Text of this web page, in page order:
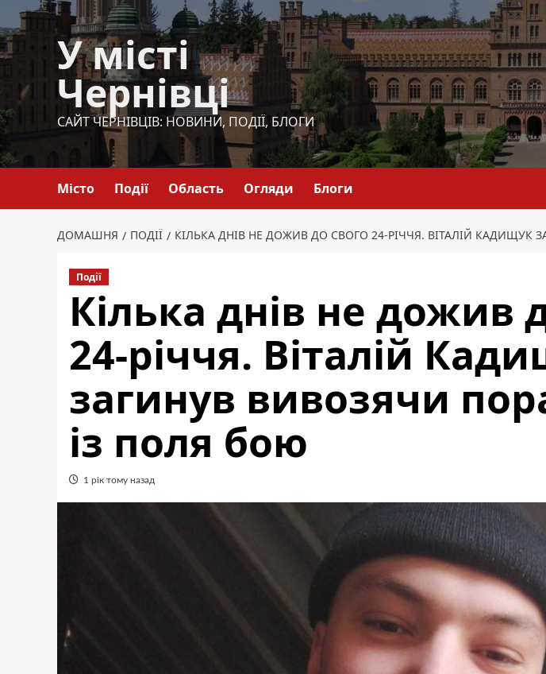
Перейти
до
вмісту
У місті
Чернівці
САЙТ ЧЕРНІВЦІВ: НОВИНИ, ПОДІЇ, БЛОГИ
Місто Події Область Огляди Блоги
ДОМАШНЯ ПОДІЇ КІЛЬКА ДНІВ НЕ ДОЖИВ ДО СВОГО 24-РІЧЧЯ. ВІТАЛІЙ
Події
Кілька днів не дожив
24-річчя. Віталій
загинув вивозячи
із поля бою
1 рік тому назад